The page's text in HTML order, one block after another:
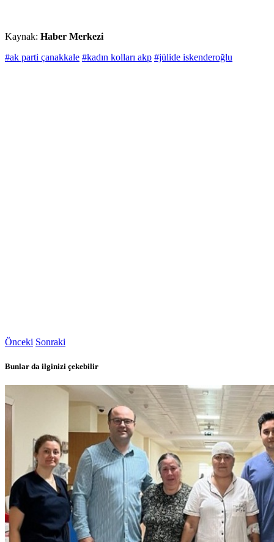
Kaynak: Haber Merkezi
#ak parti çanakkale #kadın kolları akp #jülide iskenderoğlu
Önceki Sonraki
Bunlar da ilginizi çekebilir